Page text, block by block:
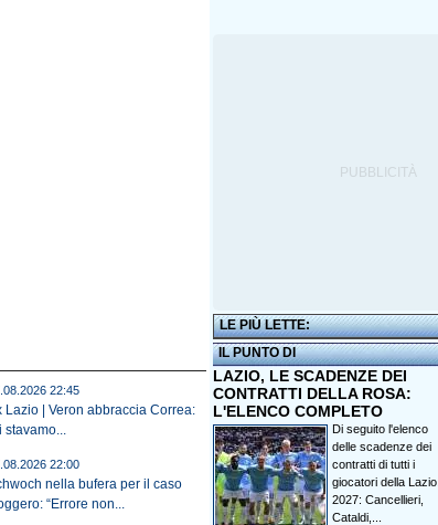
22:45
Lazio | Veron abbraccia Correa:
stavamo...
22:00
nella bufera per il caso
“Errore non...
LE PIÙ LETTE:
IL PUNTO DI
LAZIO, LE SCADENZE DEI
CONTRATTI DELLA ROSA:
L'ELENCO COMPLETO
Di seguito l'elenco
delle scadenze dei
contratti di tutti i
giocatori della Lazio.
2027: Cancellieri,
Cataldi,...